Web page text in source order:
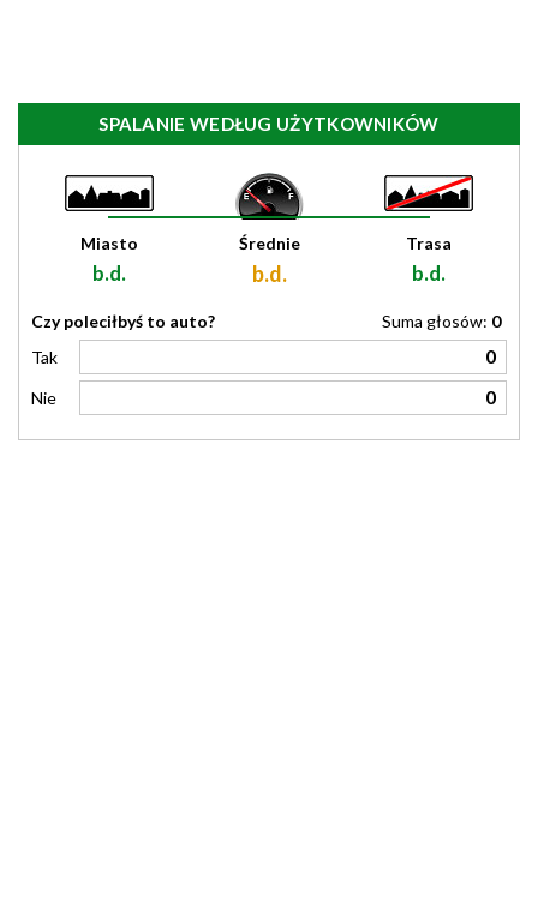
SPALANIE WEDŁUG UŻYTKOWNIKÓW
Miasto
b.d.
Średnie
b.d.
Trasa
b.d.
Czy poleciłbyś to auto? Suma głosów: 0
Tak
0
Nie 0